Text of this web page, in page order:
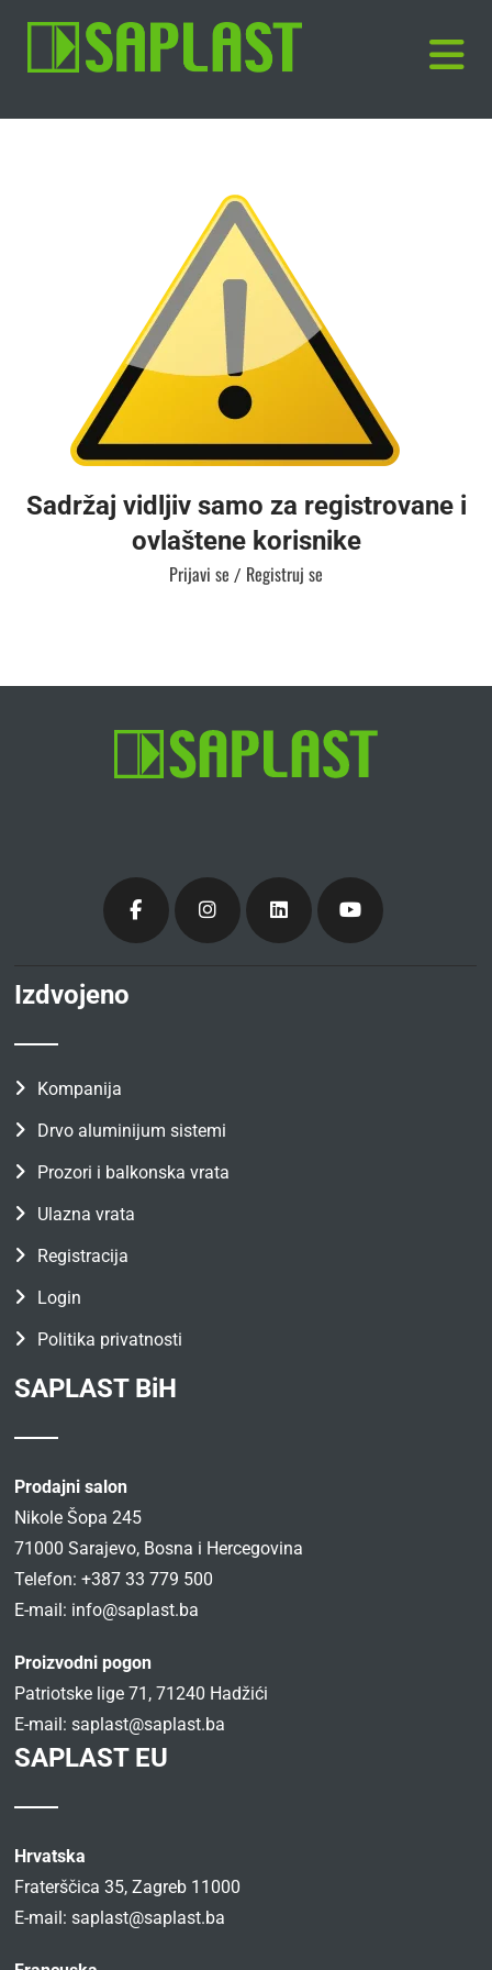
Sadržaj vidljiv samo za registrovane i
ovlaštene korisnike
Prijavi se / Registruj se
Izdvojeno
Kompanija
Drvo aluminijum sistemi
Prozori i balkonska vrata
Ulazna vrata
Registracija
Login
Politika privatnosti
SAPLAST BiH
Prodajni salon
Nikole Šopa 245
71000 Sarajevo, Bosna i Hercegovina
Telefon: +387 33 779 500
E-mail: info@saplast.ba
Proizvodni pogon
Patriotske lige 71, 71240 Hadžići
E-mail:saplast@saplast.ba
SAPLAST EU
Hrvatska
Fraterščica 35, Zagreb 11000
E-mail:saplast@saplast.ba